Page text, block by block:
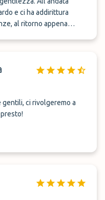
e ci ha addirittura
al ritorno appena
tale che pensavo di
Un dipendente del
e senza dire una parola
in aeroporto in pochi
ci rivolgeremo a
per i prossimi viaggi. A presto!